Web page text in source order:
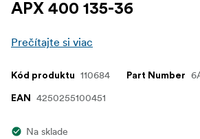
APX 400 135-36
Prečítajte si viac
Kód produktu 110684 Part Number
EAN 4250255100451
Na sklade